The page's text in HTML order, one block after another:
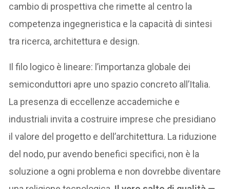
cambio di prospettiva che rimette al centro la
competenza ingegneristica e la capacità di sintesi
tra ricerca, architettura e design.
Il filo logico è lineare: l’importanza globale dei
semiconduttori apre uno spazio concreto all’Italia.
La presenza di eccellenze accademiche e
industriali invita a costruire imprese che presidiano
il valore del progetto e dell’architettura. La riduzione
del nodo, pur avendo benefici specifici, non è la
soluzione a ogni problema e non dovrebbe diventare